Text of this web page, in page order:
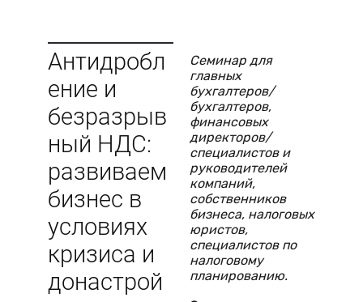
Антидробл
ение и
безразрыв
ный НДС:
развиваем
бизнес в
условиях
кризиса и
донастрой
Семинар для
главных
бухгалтеров/
бухгалтеров,
финансовых
директоров/
специалистов и
руководителей
компаний,
собственников
бизнеса, налоговых
юристов,
специалистов по
налоговому
планированию.